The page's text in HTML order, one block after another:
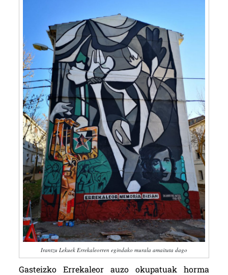
Irantzu Lekuek Errekaleorren egindako murala amaituta dago
Gasteizko Errekaleor auzo okupatuak horma